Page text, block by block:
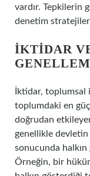
vardır. Tepkilerin
denetim
İKTIDAR
İktidar, toplumsal
toplumdaki en
doğrudan
genellikle devletin
sonucunda
Örneğin, bir